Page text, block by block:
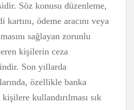
Söz konusu düzenleme,
kartını, ödeme aracını veya
sağlayan zorunlu
kişilerin ceza
Son yıllarda
özellikle banka
kullandırılması sık